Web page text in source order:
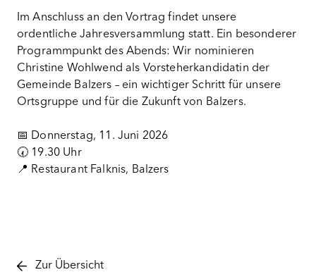
Im Anschluss an den Vortrag findet unsere
ordentliche Jahresversammlung statt. Ein besonderer
Programmpunkt des Abends: Wir nominieren
Christine Wohlwend als Vorsteherkandidatin der
Gemeinde Balzers – ein wichtiger Schritt für unsere
Ortsgruppe und für die Zukunft von Balzers.
📅 Donnerstag, 11. Juni 2026
🕢 19.30 Uhr
📍 Restaurant Falknis, Balzers
Zur Übersicht